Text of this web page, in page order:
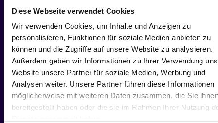
Diese Webseite verwendet Cookies
Wir verwenden Cookies, um Inhalte und Anzeigen zu
personalisieren, Funktionen für soziale Medien anbieten zu
können und die Zugriffe auf unsere Website zu analysieren.
Außerdem geben wir Informationen zu Ihrer Verwendung
Website unsere Partner für soziale Medien, Werbung und
Analysen weiter. Unsere Partner führen diese Informationen
möglicherweise mit weiteren Daten zusammen, die Sie ihnen
bereitgestellt haben oder die sie im Rahmen Ihrer Nutzung